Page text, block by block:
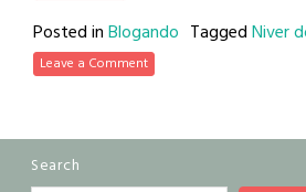
Posted inBlogando TaggedNiver
Leave a Comment
Search